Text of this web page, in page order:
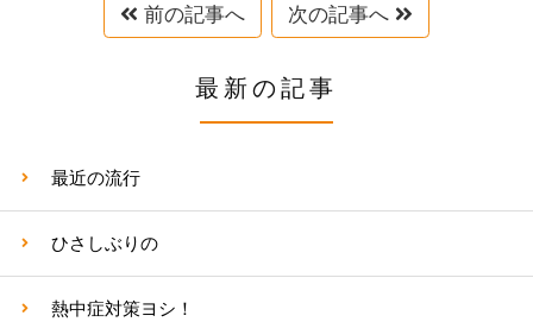
前の記事へ 次の記事へ
最新の記事
最近の流行
ひさしぶりの
熱中症対策ヨシ！